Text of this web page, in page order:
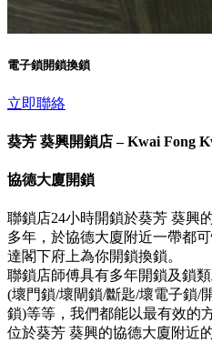
電子鎖開鎖換鎖
立即聯絡
葵芳 葵興開鎖店 – Kwai Fong
協德大廈開鎖
聯鎖店24小時開鎖於葵芳 葵興
多年，於協德大廈附近一帶都
達閣下府上為你開鎖換鎖。
聯鎖店師傅具有多年開鎖及鎖
(壞門鎖/壞閘鎖/斷匙/壞電子鎖/
鎖)等等，我們都能以最有效的
位於葵芳 葵興的協德大廈附近